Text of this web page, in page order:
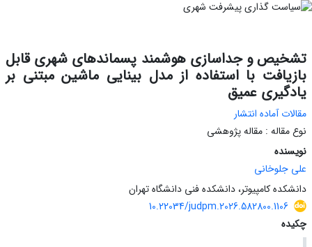
تشخیص و جداسازی هوشمند پسماندهای شهری قابل
بازیافت با استفاده از مدل بینایی ماشین مبتنی بر
یادگیری عمیق
مقالات آماده انتشار
نوع مقاله : مقاله پژوهشی
نویسنده
علی جلوخانی
دانشکده کامپیوتر، دانشکده فنی دانشگاه تهران
10.22034/judpm.2026.582800.1106
چکیده